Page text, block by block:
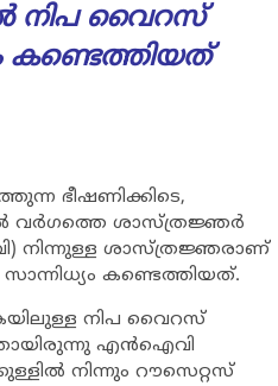
നിപ വൈറസ്
കണ്ടെത്തിയത്
ഭീഷണിക്കിടെ,
വര്‍ഗത്തെ ശാസ്ത്രജ്ഞര്‍
നിന്നുള്ള ശാസ്ത്രജ്ഞരാണ്
കണ്ടെത്തിയത്.
നിപ വൈറസ്
എന്‍ഐവി
നിന്നും റൗസെറ്റസ്